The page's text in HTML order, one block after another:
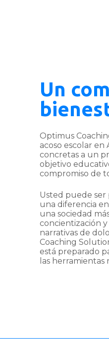
Un
Optimus
acoso escolar en
concretas a un
objetivo
compromiso de
Usted puede ser
una diferencia
una sociedad
concientización
narrativas de
Coaching
está preparado
las